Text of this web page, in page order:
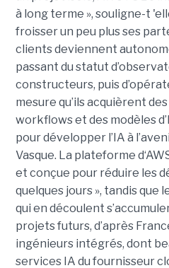
à long terme », souligne-t
froisser un peu plus ses
clients deviennent
passant du statut
constructeurs, puis
mesure qu’ils acquièrent
workflows et des modèles
pour développer l’IA à
Vasque. La plateforme
et conçue pour réduire les
quelques jours », tandis
qui en découlent
projets futurs, d’après
ingénieurs intégrés, dont
services IA du fournisseur